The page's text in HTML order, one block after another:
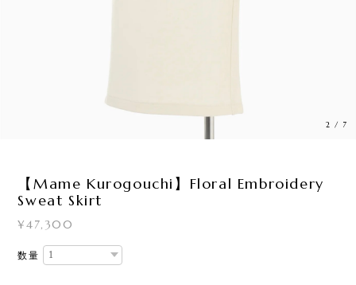
2 / 7
【Mame Kurogouchi】Floral Embroidery
Sweat Skirt
¥47,300
数量